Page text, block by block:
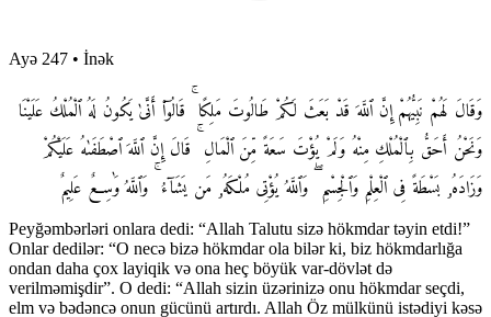
Ayə 247 • İnək
وَقَالَ لَهُمْ نَبِيُّهُمْ إِنَّ ٱللَّهَ قَدْ بَعَثَ لَكُمْ طَالُوتَ مَلِكًا ۚ قَالُوٓا۟ أَنَّىٰ يَكُونُ لَهُ ٱلْمُلْكُ عَلَيْنَا
وَنَحْنُ أَحَقُّ بِٱلْمُلْكِ مِنْهُ وَلَمْ يُؤْتَ سَعَةً مِّنَ ٱلْمَالِ ۚ قَالَ إِنَّ ٱللَّهَ ٱصْطَفَىٰهُ عَلَيْكُمْ
وَزَادَهُۥ بَسْطَةً فِى ٱلْعِلْمِ وَٱلْجِسْمِ ۖ وَٱللَّهُ يُؤْتِى مُلْكَهُۥ مَن يَشَآءُ ۚ وَٱللَّهُ وَٰسِعٌ عَلِيمٌ
Peyğəmbərləri onlara dedi: “Allah Talutu sizə hökmdar təyin etdi!”
Onlar dedilər: “O necə bizə hökmdar ola bilər ki, biz hökmdarlığa
ondan daha çox layiqik və ona heç böyük var-dövlət də
verilməmişdir”. O dedi: “Allah sizin üzərinizə onu hökmdar seçdi,
elm və bədəncə onun gücünü artırdı. Allah Öz mülkünü istədiyi kəsə